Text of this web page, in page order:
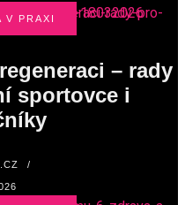
V PRAXI
– rady
sportovce i
/